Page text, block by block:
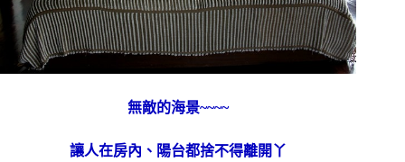
無敵的海景~~~~
讓人在房內、陽台都捨不得離開丫